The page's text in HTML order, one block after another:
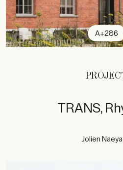
A+286
TRANS,
Jolien